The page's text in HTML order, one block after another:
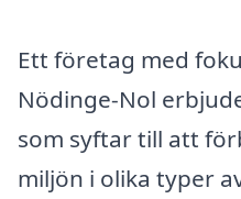
Ett företag med
Nödinge-Nol
som syftar till att
miljön i olika typer